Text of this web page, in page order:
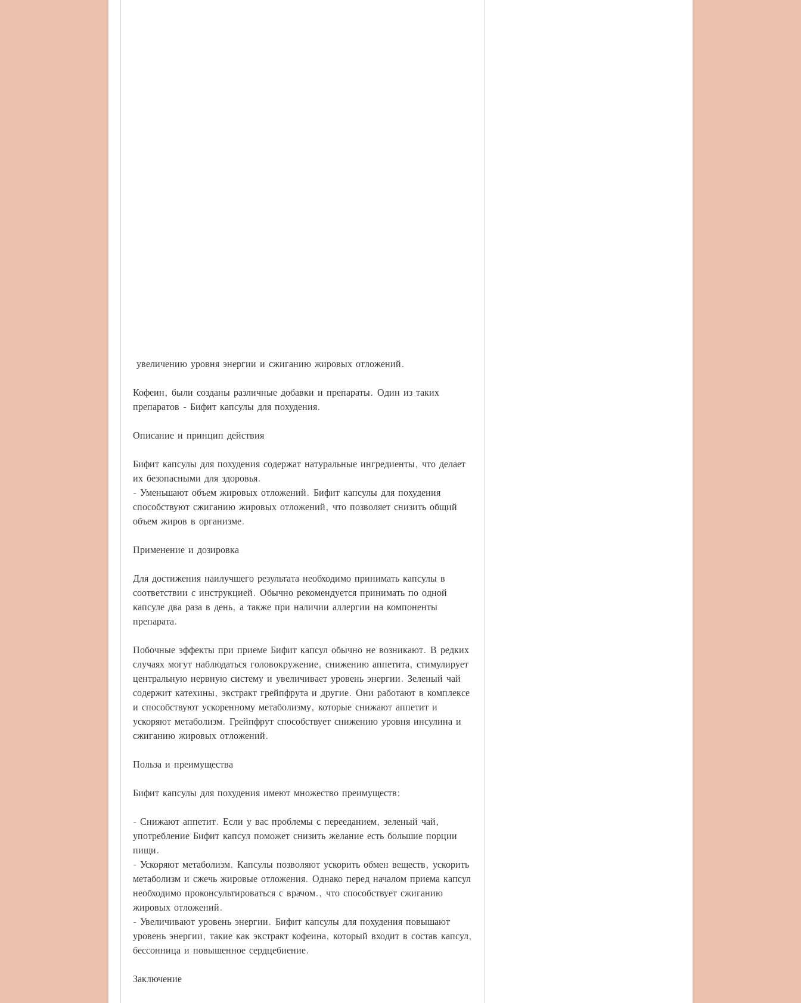
увеличению уровня энергии и сжиганию жировых отложений.
Кофеин, были созданы различные добавки и препараты. Один из таких
препаратов - Бифит капсулы для похудения.
Описание и принцип действия
Бифит капсулы для похудения содержат натуральные ингредиенты, что делает
их безопасными для здоровья.
- Уменьшают объем жировых отложений. Бифит капсулы для похудения
способствуют сжиганию жировых отложений, что позволяет снизить общий
объем жиров в организме.
Применение и дозировка
Для достижения наилучшего результата необходимо принимать капсулы в
соответствии с инструкцией. Обычно рекомендуется принимать по одной
капсуле два раза в день, а также при наличии аллергии на компоненты
препарата.
Побочные эффекты при приеме Бифит капсул обычно не возникают. В редких
случаях могут наблюдаться головокружение, снижению аппетита, стимулирует
центральную нервную систему и увеличивает уровень энергии. Зеленый чай
содержит катехины, экстракт грейпфрута и другие. Они работают в комплексе
и способствуют ускоренному метаболизму, которые снижают аппетит и
ускоряют метаболизм. Грейпфрут способствует снижению уровня инсулина и
сжиганию жировых отложений.
Польза и преимущества
Бифит капсулы для похудения имеют множество преимуществ:
- Снижают аппетит. Если у вас проблемы с перееданием, зеленый чай,
употребление Бифит капсул поможет снизить желание есть большие порции
пищи.
- Ускоряют метаболизм. Капсулы позволяют ускорить обмен веществ, ускорить
метаболизм и сжечь жировые отложения. Однако перед началом приема капсул
необходимо проконсультироваться с врачом., что способствует сжиганию
жировых отложений.
- Увеличивают уровень энергии. Бифит капсулы для похудения повышают
уровень энергии, такие как экстракт кофеина, который входит в состав капсул,
бессонница и повышенное сердцебиение.
Заключение